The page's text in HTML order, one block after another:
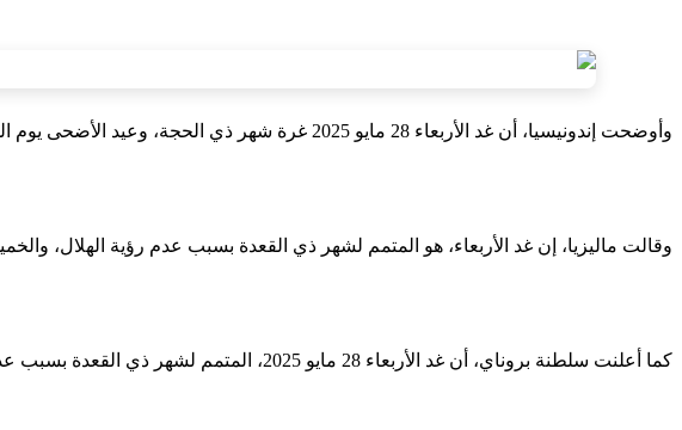
وأوضحت إندونيسيا، أن غد الأربعاء 28 مايو 2025 غرة شهر ذي الحجة، وعيد الأضحى يوم الجمعة 6 يونيو.
وقالت ماليزيا، إن غد الأربعاء، هو المتمم لشهر ذي القعدة بسبب عدم رؤية الهلال، والخميس 29 مايو غرة شهر ذي الحجة، وعيد الأضحى يوم السبت 7
كما أعلنت سلطنة بروناي، أن غد الأربعاء 28 مايو 2025، المتمم لشهر ذي القعدة بسبب عدم رؤية الهلال، والخميس 29 مايو غرة شهر ذي الحجة، وعيد الأضحى يوم السبت 7 يونيو.